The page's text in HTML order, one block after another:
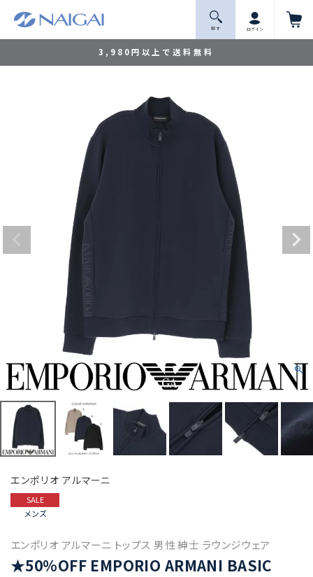
3,980円以上で送料無料
探 す ログイン
エンポリオ アルマーニ
SALE
メンズ
エンポリオ アルマーニ トップス 男性 紳士 ラウンジウェア
★50%OFF EMPORIO ARMANI BASIC